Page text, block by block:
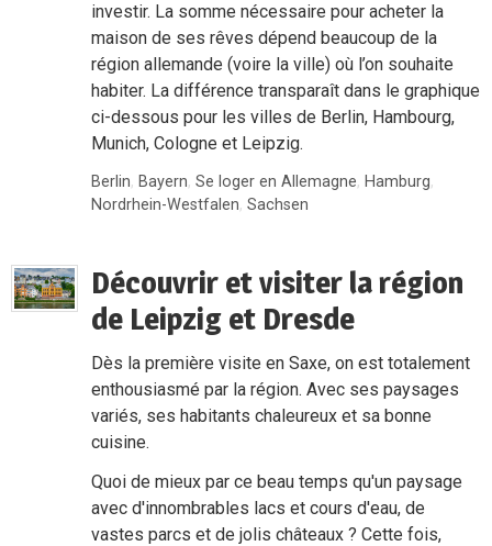
investir. La somme nécessaire pour acheter la
maison de ses rêves dépend beaucoup de la
région allemande (voire la ville) où l’on souhaite
habiter. La différence transparaît dans le graphique
ci-dessous pour les villes de Berlin, Hambourg,
Munich, Cologne et Leipzig.
Berlin, Bayern,Se loger en Allemagne, Hamburg,
Nordrhein-Westfalen,Sachsen
Découvrir et visiter la région
de Leipzig et Dresde
Dès la première visite en Saxe, on est totalement
enthousiasmé par la région. Avec ses paysages
variés, ses habitants chaleureux et sa bonne
cuisine.
Quoi de mieux par ce beau temps qu'un paysage
avec d'innombrables lacs et cours d'eau, de
vastes parcs et de jolis châteaux ? Cette fois,